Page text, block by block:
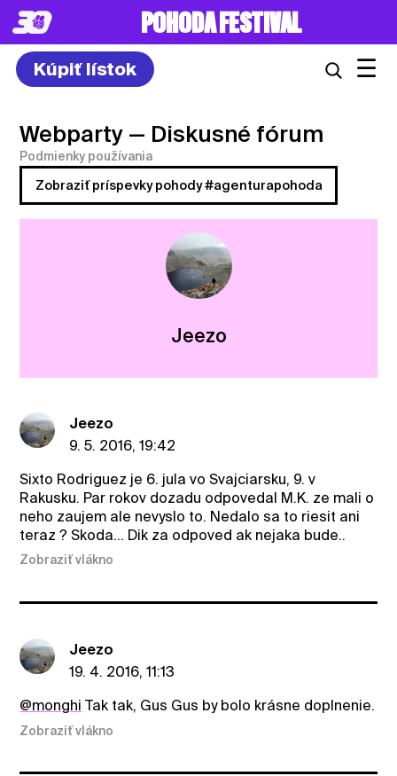
POHODA FESTIVAL
Kúpiť lístok ☰
Webparty — Diskusné fórum
Podmienky používania
Zobraziť príspevky pohody #agenturapohoda
Jeezo
Jeezo
9. 5. 2016, 19:42
Sixto Rodriguez je 6. jula vo Svajciarsku, 9. v
Rakusku. Par rokov dozadu odpovedal M.K. ze mali o
neho zaujem ale nevyslo to. Nedalo sa to riesit ani
teraz ? Skoda... Dik za odpoved ak nejaka bude..
Zobraziť vlákno
Jeezo
19. 4. 2016, 11:13
@monghi Tak tak, Gus Gus by bolo krásne doplnenie.
Zobraziť vlákno